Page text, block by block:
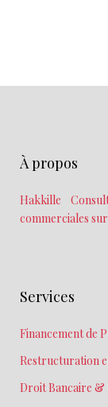
À propos
Hakkille
commerciales
Services
Financement de
Restructuration
Droit Bancaire &